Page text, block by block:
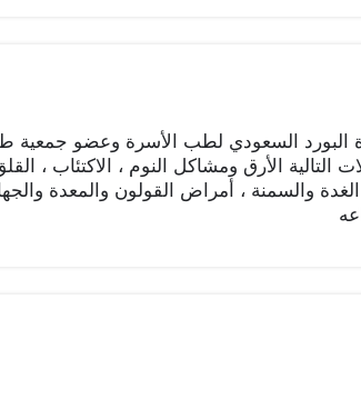
السعودي لطب الأسرة وعضو جمعية
الأرق ومشاكل النوم ، الاكتئاب ،
الغدة والسمنة ، أمراض القولون والمعدة